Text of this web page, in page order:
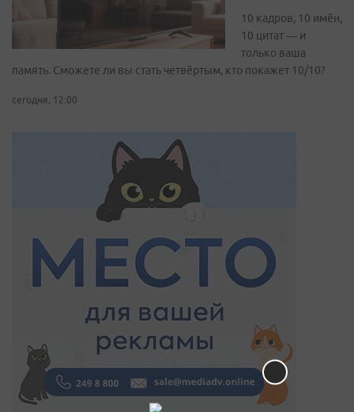
10 кадров, 10 имён,
10 цитат — и
только ваша
память. Сможете ли вы стать четвёртым, кто покажет 10/10?
сегодня, 12:00